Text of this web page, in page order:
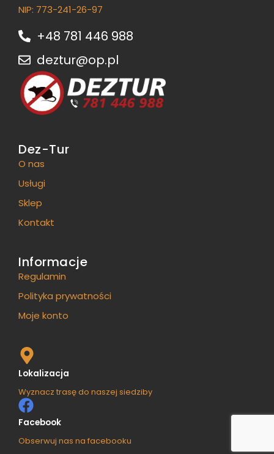
NIP: 773-241-26-97
+48 781 446 988
deztur@op.pl
Dez-Tur
O nas
Usługi
Sklep
Kontakt
Informacje
Regulamin
Polityka prywatności
Moje konto
Lokalizacja
Wyznacz trasę do naszej siedziby
Facebook
Obserwuj nas na facebooku